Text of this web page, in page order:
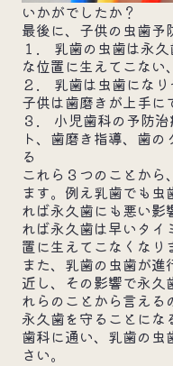
いかがでしたか？
最後に、子供の虫歯予
１. 乳歯の虫歯は永
な位置に生えてこない
２. 乳歯は虫歯になり
子供は歯磨きが上手に
３. 小児歯科の予防
ト、歯磨き指導、歯
る
これら３つのことから
ます。例え乳歯でも
れば永久歯にも悪い影
れば永久歯は早いタイ
置に生えてこなくなり
また、乳歯の虫歯が
近し、その影響で永久
れらのことから言える
永久歯を守ることにな
歯科に通い、乳歯の虫
さい。